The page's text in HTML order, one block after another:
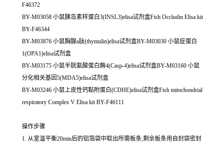
F46372
BY-M03058 小鼠胰岛素样蛋白3(INSL3)elisa试剂盒Fish Occludin Elisa kit
BY-F46344
BY-M03876 小鼠胸腺a肽(thymulin)elisa试剂盒BY-M03030 小鼠症蛋白
1(OPA1)elisa试剂盒
BY-M03175 小鼠半胱氨酸蛋白酶4(Casp-4)elisa试剂盒BY-M03160 小鼠
分化相关基因5(MDA5)elisa试剂盒
BY-M03246 小鼠上皮性钙黏附蛋白(CDHE)elisa试剂盒Fish mitochondrial
respiratory Complex V Elisa kit BY-F46111
操作步骤
1. 从室温平衡20min后的铝箔袋中取出所需板条,剩余板条用自封袋密封